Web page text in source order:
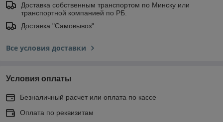
Доставка собственным транспортом по Минску или
транспортной компанией по РБ.
Доставка "Самовывоз"
Все условия доставки
Условия оплаты
Безналичный расчет или оплата по кассе
Оплата по реквизитам